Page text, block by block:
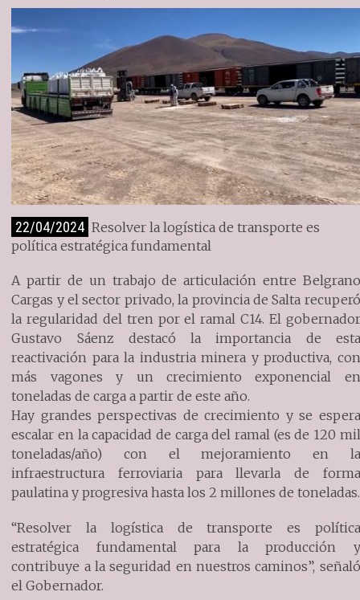
22/04/2024 Resolver la logística de transporte es
política estratégica fundamental
A partir de un trabajo de articulación entre Belgrano
Cargas y el sector privado, la provincia de Salta recuperó
la regularidad del tren por el ramal C14. El gobernador
Gustavo Sáenz destacó la importancia de esta
reactivación para la industria minera y productiva, con
más vagones y un crecimiento exponencial en
toneladas de carga a partir de este año.
Hay grandes perspectivas de crecimiento y se espera
escalar en la capacidad de carga del ramal (es de 120 mil
toneladas/año) con el mejoramiento en la
infraestructura ferroviaria para llevarla de forma
paulatina y progresiva hasta los 2 millones de toneladas.
“Resolver la logística de transporte es política
estratégica fundamental para la producción y
contribuye a la seguridad en nuestros caminos”, señaló
el Gobernador.